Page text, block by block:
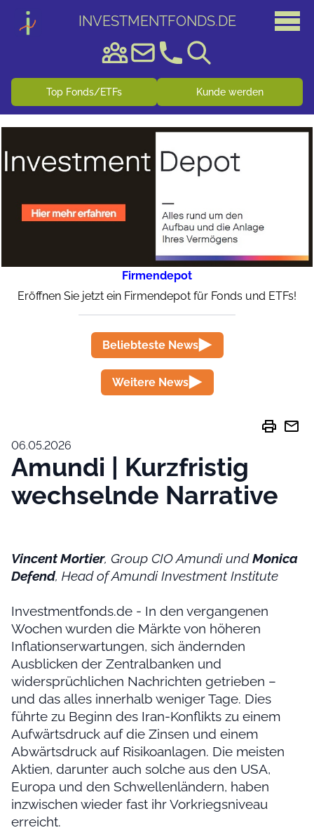
INVESTMENTFONDS.DE
Top Fonds/ETFs Kunde werden
Firmendepot
Eröffnen Sie jetzt ein Firmendepot für Fonds und ETFs!
Beliebteste News
Weitere News
print mail
06.05.2026
Amundi | Kurzfristig
wechselnde Narrative
Vincent Mortier, Group CIO Amundi undMonica
Defend, Head of Amundi Investment Institute
Investmentfonds.de - In den vergangenen
Wochen wurden die Märkte von höheren
Inflationserwartungen, sich ändernden
Ausblicken der Zentralbanken und
widersprüchlichen Nachrichten getrieben –
und das alles innerhalb weniger Tage. Dies
führte zu Beginn des Iran-Konflikts zu einem
Aufwärtsdruck auf die Zinsen und einem
Abwärtsdruck auf Risikoanlagen. Die meisten
Aktien, darunter auch solche aus den USA,
Europa und den Schwellenländern, haben
inzwischen wieder fast ihr Vorkriegsniveau
erreicht.